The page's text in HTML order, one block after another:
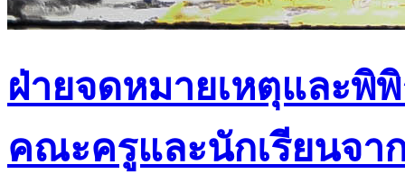
ฝ่ายจดหมายเหตุและ
คณะครูและนักเรียนจา